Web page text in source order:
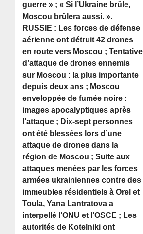
guerre » ; « Si l’Ukraine brûle,
Moscou brûlera aussi. ».
RUSSIE : Les forces de défense
aérienne ont détruit 42 drones
en route vers Moscou ; Tentative
d’attaque de drones ennemis
sur Moscou : la plus importante
depuis deux ans ; Moscou
enveloppée de fumée noire :
images apocalyptiques après
l’attaque ; Dix-sept personnes
ont été blessées lors d’une
attaque de drones dans la
région de Moscou ; Suite aux
attaques menées par les forces
armées ukrainiennes contre des
immeubles résidentiels à Orel et
Toula, Yana Lantratova a
interpellé l’ONU et l’OSCE ; Les
autorités de Kotelniki ont